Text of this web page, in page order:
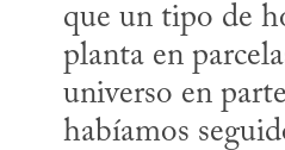
que un tipo de
planta en
universo en
habíamos